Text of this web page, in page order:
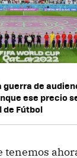
guerra de
ese precio
de Fútbol
tenemos